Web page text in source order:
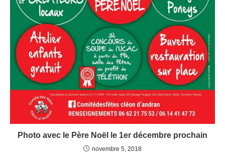
Photo avec le Père Noël le 1er décembre prochain
novembre 5, 2018